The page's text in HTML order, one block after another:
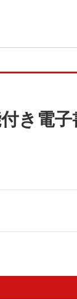
き電